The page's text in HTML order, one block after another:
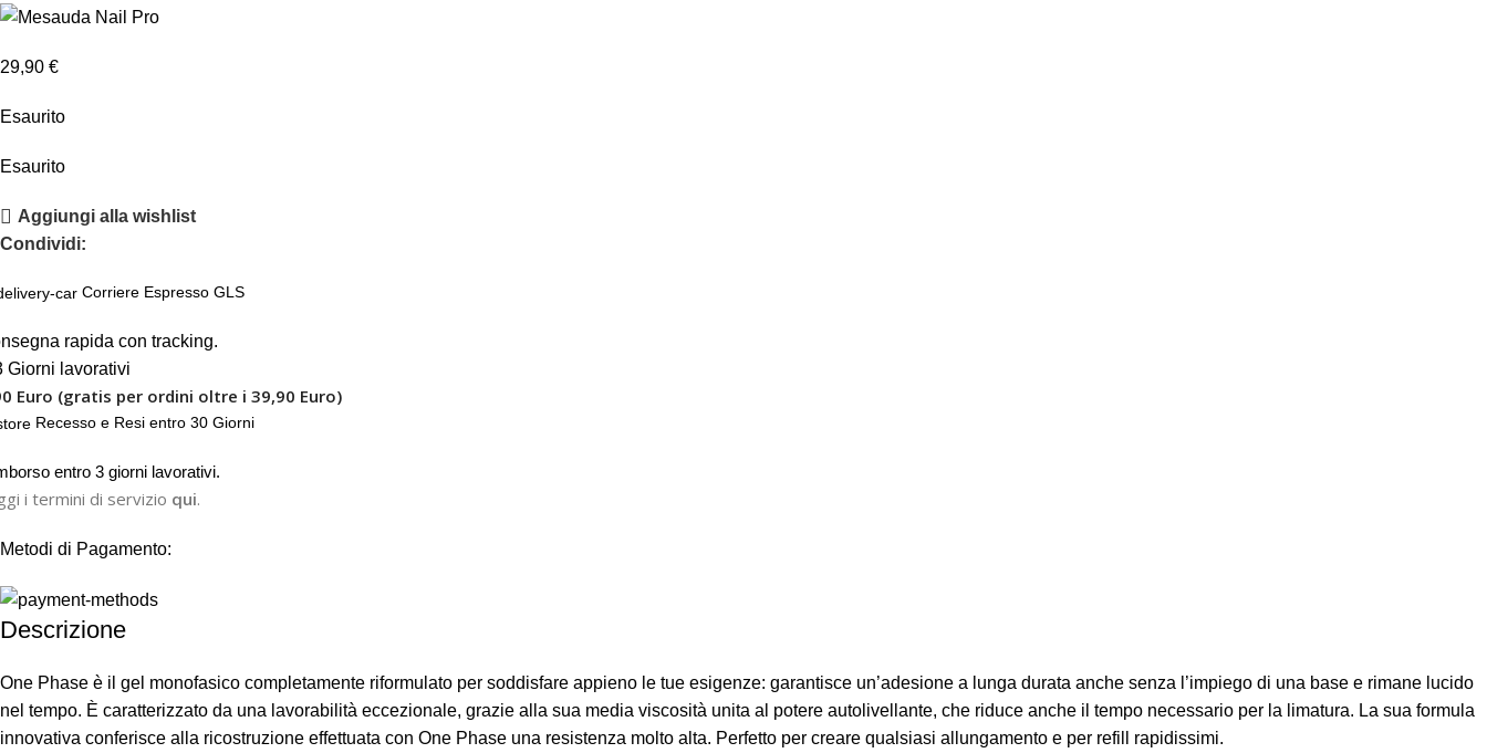
29,90 €
Esaurito
Esaurito
Aggiungi alla wishlist
Condividi:
Corriere Espresso GLS
rapida con tracking.
Giorni lavorativi
Euro (gratis per ordini oltre i 39,90 Euro)
Recesso e Resi entro 30 Giorni
entro 3 giorni lavorativi.
i termini di servizio qui.
Metodi di Pagamento:
Descrizione
One Phase è il gel monofasico completamente riformulato per soddisfare appieno le tue esigenze: garantisce un’adesione a lunga durata anche senza l’impiego di una base e rimane lucido
nel tempo. È caratterizzato da una lavorabilità eccezionale, grazie alla sua media viscosità unita al potere autolivellante, che riduce anche il tempo necessario per la limatura. La sua formula
innovativa conferisce alla ricostruzione effettuata con One Phase una resistenza molto alta. Perfetto per creare qualsiasi allungamento e per refill rapidissimi.